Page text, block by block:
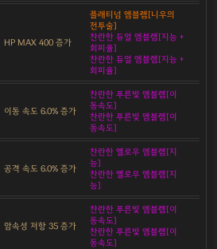
HP MAX 400 증가
플래티넘 엠블렘[니우의
전투술]
찬란한 듀얼 엠블렘[지능 +
회피율]
찬란한 듀얼 엠블렘[지능 +
회피율]
이동 속도 6.0% 증가
찬란한 푸른빛 엠블렘[이
동속도]
찬란한 푸른빛 엠블렘[이
동속도]
공격 속도 6.0% 증가
찬란한 옐로우 엠블렘[지
능]
찬란한 옐로우 엠블렘[지
능]
암속성 저항 35 증가
찬란한 푸른빛 엠블렘[이
동속도]
찬란한 푸른빛 엠블렘[이
동속도]